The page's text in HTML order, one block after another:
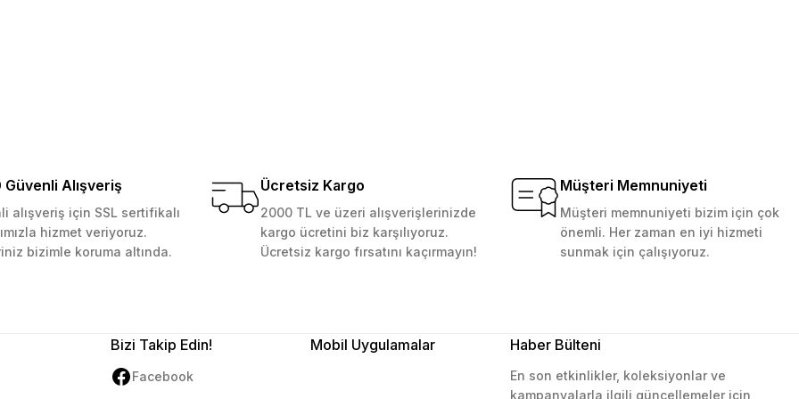
Güvenli Alışveriş
alışveriş için SSL sertifikalı
hizmet veriyoruz.
bizimle koruma altında.
Ücretsiz Kargo
2000 TL ve üzeri alışverişlerinizde
kargo ücretini biz karşılıyoruz.
Ücretsiz kargo fırsatını kaçırmayın!
Müşteri Memnuniyeti
Müşteri memnuniyeti bizim için çok
önemli. Her zaman en iyi hizmeti
sunmak için çalışıyoruz.
Bizi Takip Edin!
Facebook
Mobil Uygulamalar Haber Bülteni
En son etkinlikler, koleksiyonlar ve
kampanyalarla ilgili güncellemeler için